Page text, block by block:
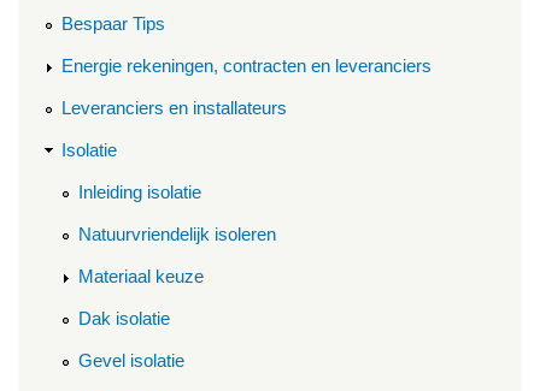
Bespaar Tips
Energie rekeningen, contracten en leveranciers
Leveranciers en installateurs
Isolatie
Inleiding isolatie
Natuurvriendelijk isoleren
Materiaal keuze
Dak isolatie
Gevel isolatie